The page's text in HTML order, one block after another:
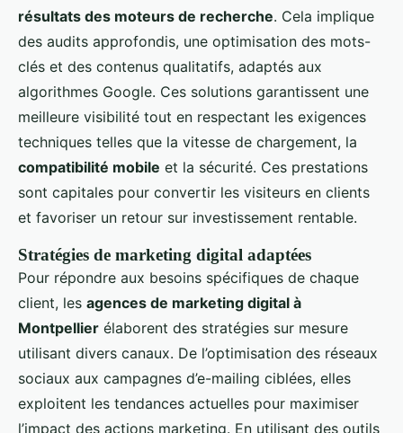
résultats des moteurs de recherche. Cela implique
des audits approfondis, une optimisation des mots-
clés et des contenus qualitatifs, adaptés aux
algorithmes Google. Ces solutions garantissent une
meilleure visibilité tout en respectant les exigences
techniques telles que la vitesse de chargement, la
compatibilité mobile et la sécurité. Ces prestations
sont capitales pour convertir les visiteurs en clients
et favoriser un retour sur investissement rentable.
Stratégies de marketing digital adaptées
Pour répondre aux besoins spécifiques de chaque
client, les agences de marketing digital à
Montpellier élaborent des stratégies sur mesure
utilisant divers canaux. De l’optimisation des réseaux
sociaux aux campagnes d’e-mailing ciblées, elles
exploitent les tendances actuelles pour maximiser
l’impact des actions marketing. En utilisant des outils